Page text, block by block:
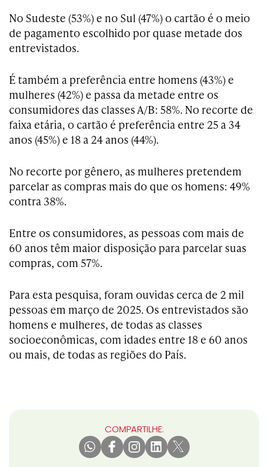
No Sudeste (53%) e no Sul (47%) o cartão é o meio
de pagamento escolhido por quase metade dos
entrevistados.
É também a preferência entre homens (43%) e
mulheres (42%) e passa da metade entre os
consumidores das classes A/B: 58%. No recorte de
faixa etária, o cartão é preferência entre 25 a 34
anos (45%) e 18 a 24 anos (44%).
No recorte por gênero, as mulheres pretendem
parcelar as compras mais do que os homens: 49%
contra 38%.
Entre os consumidores, as pessoas com mais de
60 anos têm maior disposição para parcelar suas
compras, com 57%.
Para esta pesquisa, foram ouvidas cerca de 2 mil
pessoas em março de 2025. Os entrevistados são
homens e mulheres, de todas as classes
socioeconômicas, com idades entre 18 e 60 anos
ou mais, de todas as regiões do País.
COMPARTILHE: